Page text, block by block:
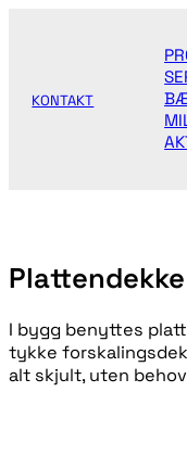
KONTAKT
Plattendekke
I bygg benyttes
tykke
alt skjult, uten